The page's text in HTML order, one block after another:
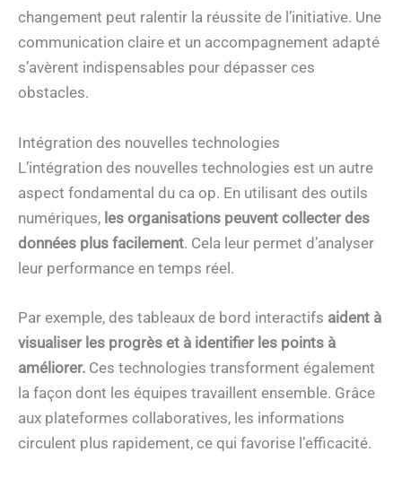
changement peut ralentir la réussite de l’initiative. Une
communication claire et un accompagnement adapté
s’avèrent indispensables pour dépasser ces
obstacles.
Intégration des nouvelles technologies
L’intégration des nouvelles technologies est un autre
aspect fondamental du ca op. En utilisant des outils
numériques, les organisations peuvent collecter des
données plus facilement. Cela leur permet d’analyser
leur performance en temps réel.
Par exemple, des tableaux de bord interactifs aident à
visualiser les progrès et à identifier les points à
améliorer. Ces technologies transforment également
la façon dont les équipes travaillent ensemble. Grâce
aux plateformes collaboratives, les informations
circulent plus rapidement, ce qui favorise l’efficacité.